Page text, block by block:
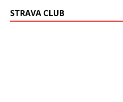
STRAVA CLUB